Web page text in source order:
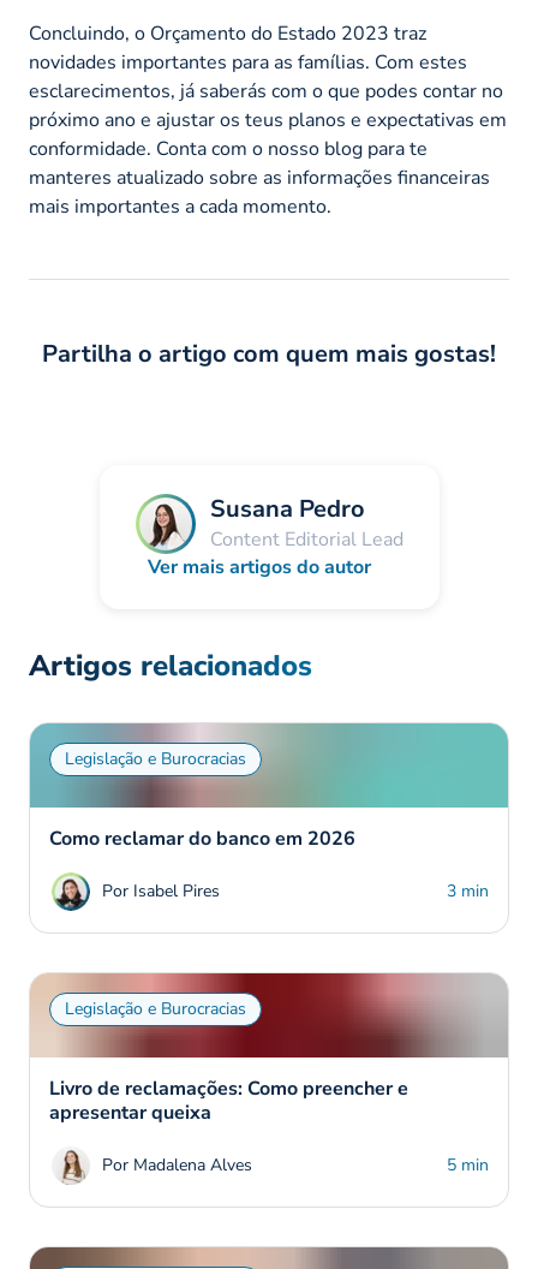
Concluindo, o Orçamento do Estado 2023 traz
novidades importantes para as famílias. Com estes
esclarecimentos, já saberás com o que podes contar no
próximo ano e ajustar os teus planos e expectativas em
conformidade. Conta com o nosso blog para te
manteres atualizado sobre as informações financeiras
mais importantes a cada momento.
Partilha o artigo com quem mais gostas!
Susana Pedro
Content Editorial Lead
Ver mais artigos do autor
Artigos relacionados
Legislação e Burocracias
Como reclamar do banco em 2026
Por Isabel Pires 3 min
Legislação e Burocracias
Livro de reclamações: Como preencher e
apresentar queixa
Por Madalena Alves 5 min